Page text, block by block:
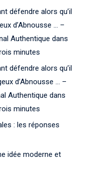
défendre alors qu’il
d’Abnousse … –
Authentique dans
minutes
défendre alors qu’il
d’Abnousse … –
Authentique dans
minutes
: les réponses
idée moderne et